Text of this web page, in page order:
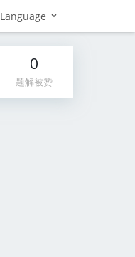
Language
0
题解被赞